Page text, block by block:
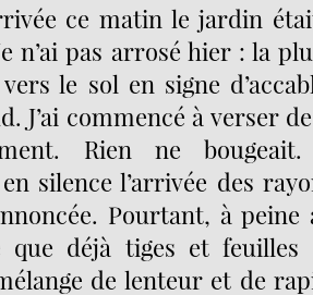
ce matin le jardin
n’ai pas arrosé hier : la
le sol en signe
J’ai commencé à verser
Rien ne
silence l’arrivée des
Pourtant, à
que déjà tiges et feuilles
de lenteur et de